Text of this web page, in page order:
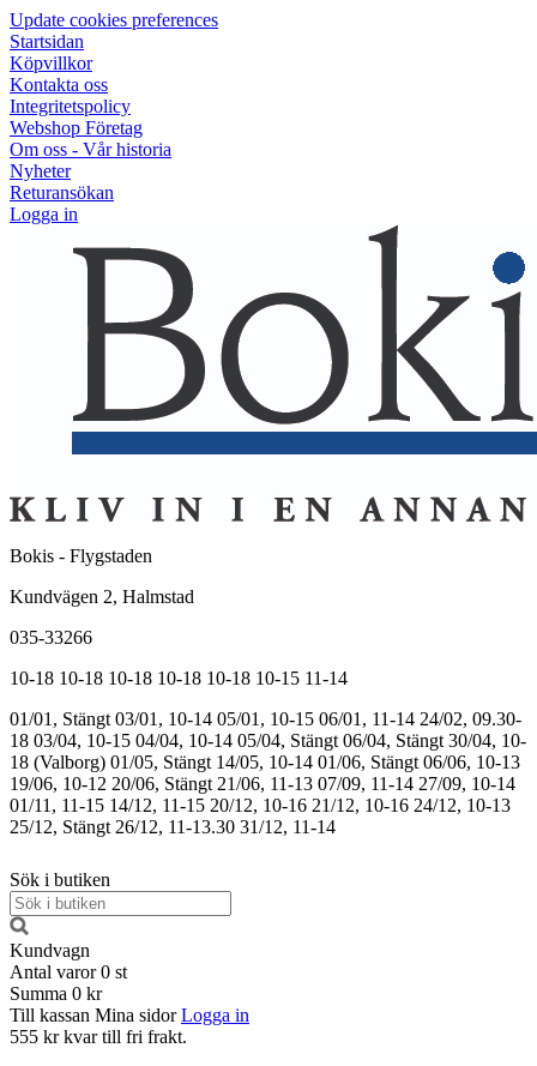
Update cookies preferences
Startsidan
Köpvillkor
Kontakta oss
Integritetspolicy
Webshop Företag
Om oss - Vår historia
Nyheter
Returansökan
Logga in
Bokis - Flygstaden
Kundvägen 2, Halmstad
035-33266
10-18 10-18 10-18 10-18 10-18 10-15 11-14
01/01, Stängt 03/01, 10-14 05/01, 10-15 06/01, 11-14 24/02, 09.30-
18 03/04, 10-15 04/04, 10-14 05/04, Stängt 06/04, Stängt 30/04, 10-
18 (Valborg) 01/05, Stängt 14/05, 10-14 01/06, Stängt 06/06, 10-13
19/06, 10-12 20/06, Stängt 21/06, 11-13 07/09, 11-14 27/09, 10-14
01/11, 11-15 14/12, 11-15 20/12, 10-16 21/12, 10-16 24/12, 10-13
25/12, Stängt 26/12, 11-13.30 31/12, 11-14
Sök i butiken
Kundvagn
Antal varor 0 st
Summa 0 kr
Till kassan Mina sidor Logga in
555 kr kvar till fri frakt.